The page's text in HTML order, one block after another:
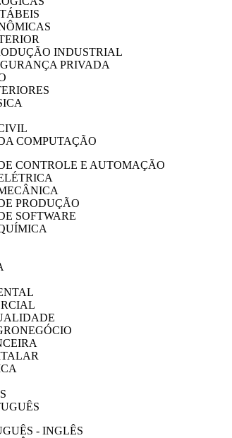
INDUSTRIAL
PRIVADA
COMPUTAÇÃO
CONTROLE E AUTOMAÇÃO
PRODUÇÃO
SOFTWARE
- INGLÊS